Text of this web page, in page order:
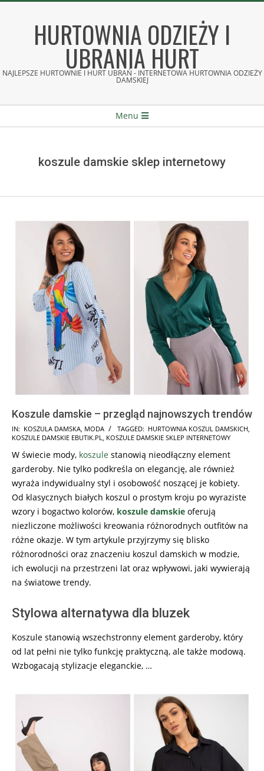
HURTOWNIA ODZIEŻY I
UBRANIA HURT
NAJLEPSZE HURTOWNIE I HURT UBRAŃ - INTERNETOWA HURTOWNIA ODZIEŻY
DAMSKIEJ
Menu
koszule damskie sklep internetowy
Koszule damskie – przegląd najnowszych trendów
2024-
04-
09
IN: KOSZULA DAMSKA MODA TAGGED: HURTOWNIA KOSZUL DAMSKICH
KOSZULE DAMSKIE EBUTIK.PL
KOSZULE DAMSKIE SKLEP INTERNETOWY
W świecie mody, koszule stanowią nieodłączny element
garderoby. Nie tylko podkreśla on elegancję, ale również
wyraża indywidualny styl i osobowość noszącej je kobiety.
Od klasycznych białych koszul o prostym kroju po wyraziste
wzory i bogactwo kolorów, koszule damskie oferują
niezliczone możliwości kreowania różnorodnych outfitów na
różne okazje. W tym artykule przyjrzymy się blisko
różnorodności oraz znaczeniu koszul damskich w modzie,
ich ewolucji na przestrzeni lat oraz wpływowi, jaki wywierają
na światowe trendy.
Stylowa alternatywa dla bluzek
Koszule stanowią wszechstronny element garderoby, który
od lat pełni nie tylko funkcję praktyczną, ale także modową.
Wzbogacają stylizacje eleganckie, …